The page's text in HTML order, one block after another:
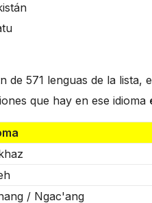
de 571 lenguas de la
que hay en ese idioma
/ Ngac'ang